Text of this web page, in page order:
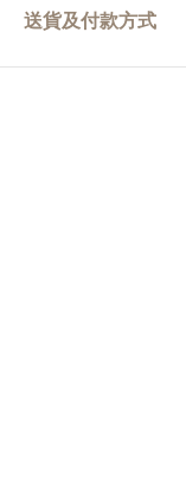
送貨及付款方式